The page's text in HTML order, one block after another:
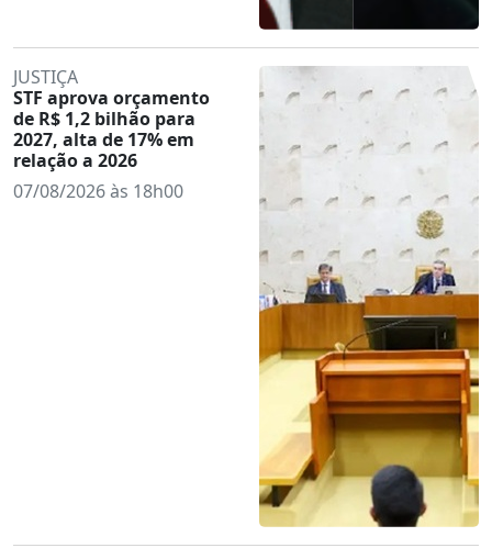
JUSTIÇA
STF aprova orçamento
de R$ 1,2 bilhão para
2027, alta de 17% em
relação a 2026
07/08/2026 às 18h00